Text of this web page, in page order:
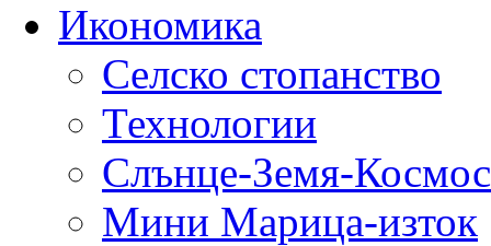
Икономика
Селско стопанство
Технологии
Слънце-Земя-Космос
Мини Марица-изток